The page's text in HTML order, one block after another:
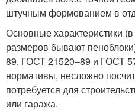
штучным формованием в
Основные характеристики
размеров бывают
89, ГОСТ 21520–89 и ГОСТ
нормативы, несложно
потребуется для
или гаража.